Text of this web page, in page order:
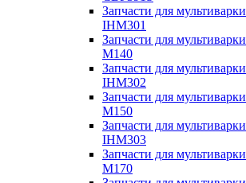
Запчасти для
IHM301
Запчасти для
M140
Запчасти для
IHM302
Запчасти для
M150
Запчасти для
IHM303
Запчасти для
M170